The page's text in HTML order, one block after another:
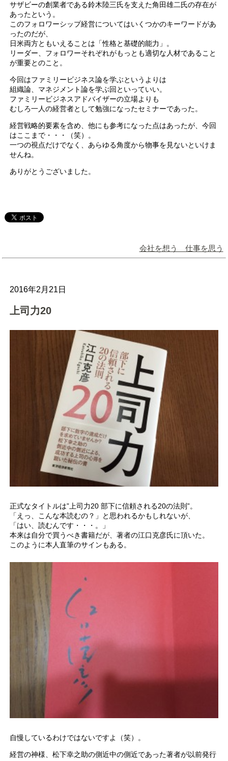
サザビーの創業者である鈴木陸三氏を支えた角田雄二氏の存在が
あったという。
このフォロワーシップ経営についてはいくつかのキーワードがあ
ったのだが、
日米両方ともいえることは「性格と基礎的能力」。
リーダー、フォロワーそれぞれがもっとも適切な人材であること
が重要とのこと。
今回はファミリービジネス論を学ぶというよりは
組織論、マネジメント論を学ぶ回といっていい。
ファミリービジネスアドバイザーの立場よりも
むしろ一人の経営者として勉強になったセミナーであった。
経営戦略的要素を含め、他にも参考になった点はあったが、今回
はここまで・・・（笑）。
一つの視点だけでなく、あらゆる角度から物事を見ないといけま
せんね。
ありがとうございました。
会社を想う 仕事を思う
2016年2月21日
上司力20
正式なタイトルは”上司力20 部下に信頼される20の法則”。
「えっ、こんな本読むの？」と思われるかもしれないが、
「はい、読むんです・・・。」
本来は自分で買うべき書籍だが、著者の江口克彦氏に頂いた。
このように本人直筆のサインもある。
自慢しているわけではないですよ（笑）。
経営の神様、松下幸之助の側近中の側近であった著者が以前発行